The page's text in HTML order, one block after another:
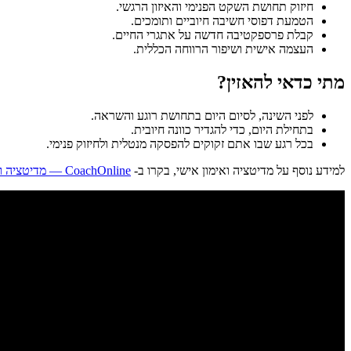
חיזוק תחושת השקט הפנימי והאיזון הרגשי.
הטמעת דפוסי חשיבה חיוביים ותומכים.
קבלת פרספקטיבה חדשה על אתגרי החיים.
העצמה אישית ושיפור הרווחה הכללית.
מתי כדאי להאזין?
לפני השינה, לסיום היום בתחושת רוגע והשראה.
בתחילת היום, כדי להגדיר כוונה חיובית.
בכל רגע שבו אתם זקוקים להפסקה מנטלית ולחיזוק פנימי.
למידע נוסף על מדיטציה ואימון אישי, בקרו ב- CoachOnline — מדיטציה ואימון אישי